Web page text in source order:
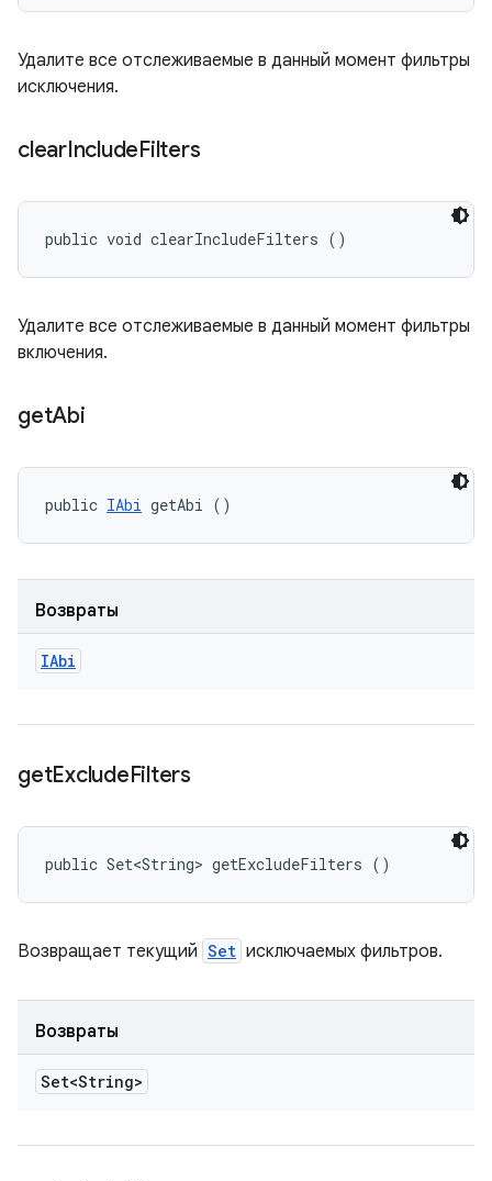
Удалите все отслеживаемые в данный момент фильтры
исключения.
clearIncludeFilters
public void clearIncludeFilters ()
Удалите все отслеживаемые в данный момент фильтры
включения.
getAbi
public IAbi getAbi ()
Возвраты
IAbi
getExcludeFilters
public Set<String> getExcludeFilters ()
Возвращает текущий Set исключаемых фильтров.
Возвраты
Set<String>